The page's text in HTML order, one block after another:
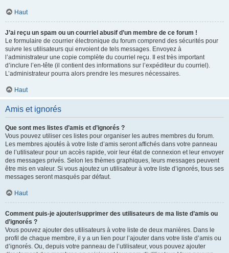
Haut
J’ai reçu un spam ou un courriel abusif d’un membre de ce forum !
Le formulaire de courrier électronique du forum comprend des sécurités pour
suivre les utilisateurs qui envoient de tels messages. Envoyez à
l’administrateur une copie complète du courriel reçu. Il est très important
d’inclure l’en-tête (il contient des informations sur l’expéditeur du courriel).
L’administrateur pourra alors prendre les mesures nécessaires.
Haut
Amis et ignorés
Que sont mes listes d’amis et d’ignorés ?
Vous pouvez utiliser ces listes pour organiser les autres membres du forum.
Les membres ajoutés à votre liste d’amis seront affichés dans votre panneau
de l’utilisateur pour un accès rapide, voir leur état de connexion et leur envoyer
des messages privés. Selon les thèmes graphiques, leurs messages peuvent
être mis en valeur. Si vous ajoutez un utilisateur à votre liste d’ignorés, tous ses
messages seront masqués par défaut.
Haut
Comment puis-je ajouter/supprimer des utilisateurs de ma liste d’amis ou
d’ignorés ?
Vous pouvez ajouter des utilisateurs à votre liste de deux manières. Dans le
profil de chaque membre, il y a un lien pour l’ajouter dans votre liste d’amis ou
d’ignorés. Ou, depuis votre panneau de l’utilisateur, vous pouvez ajouter